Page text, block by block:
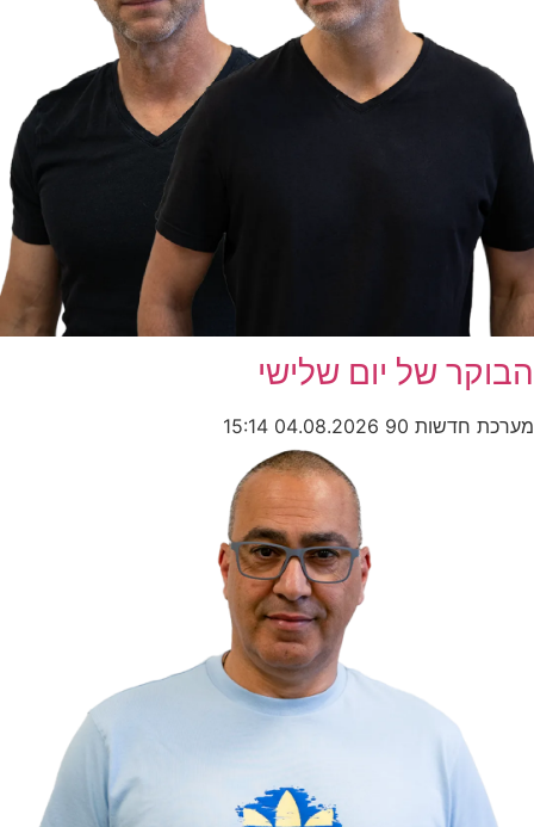
הבוקר של יום שלישי
מערכת חדשות 90 04.08.2026
15:14